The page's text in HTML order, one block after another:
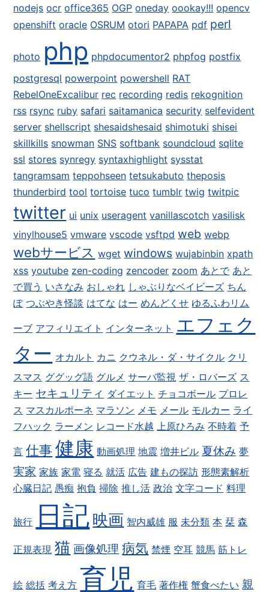
nodejs ocr office365 OGP oneday oookay!!! opencv
openshift oracle OSRUM otori PAPAPA pdf perl
photo php phpdocumentor2 phpfog postfix
postgresql powerpoint powershell RAT
RebelOneExcalibur rec recording redis rekognition
rss rsync ruby safari saitamanica security selfevident
server shellscript shesaidshesaid shimotuki shisei
skillkills snowman SNS softbank soundcloud sqlite
ssl stores synregy syntaxhighlight sysstat
tangramsam teppohseen tetsukabuto theposis
thunderbird tool tortoise tuco tumblr twig twitpic
twitter ui unix useragent vanillascotch vasilisk
vinylhouse5 vmware vscode vsftpd web webp
webサービス wget windows wujabinbin xpath
xss youtube zen-coding zencoder zoom あとで あと
で買う いさなみ おしゃれ しゃぶりなベイビーズ ちん
ぽ つぶやき怪談 はてな はー めんどくせ ゆるふわリム
ーブ アフィリエイト インターネット エフェク
ター オカルト カニ クウネル・ダ・サイクル クリ
スマス ググッグ語 グルメ サーバ監視 ザ・ロバーズ ス
キー セキュリティ ダイエット チョコボール プロレ
ス マスカルポーネ マラソン メモ メール モルカー ライ
フハック ラーメン レコード水越 上原ひろみ 不時着 予
言 仕事 健康 動画処理 地震 増井ビル 夏休み 夢
実家 家族 家電 寝る 就活 広告 建もの探訪 形態素解析
心臓日記 愚痴 抱負 掃除 推し活 政治 文字コード 料理
旅行 日記映画 智内威雄 服 未分類 本 栞 森
正規表現 猫 画像処理 病気 禁煙 空耳 競馬 筋トレ
絵 総括 考え方 育児 育毛 著作権 蟹食べたい 親